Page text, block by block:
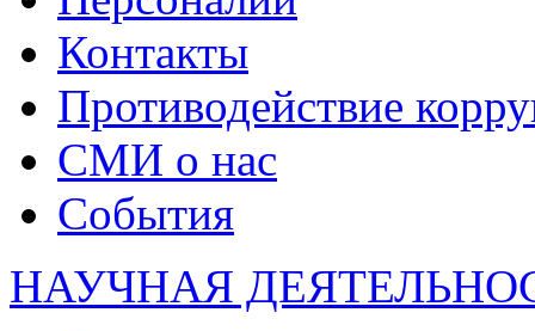
Контакты
Противодействие
СМИ о нас
События
НАУЧНАЯ